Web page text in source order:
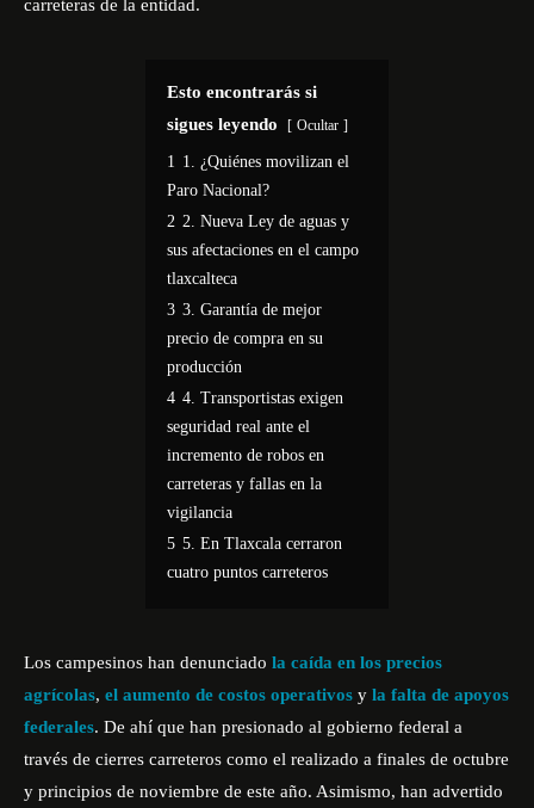
carreteras de la entidad.
Esto encontrarás si
sigues leyendo
Ocultar
1 1. ¿Quiénes movilizan el
Paro Nacional?
2 2. Nueva Ley de aguas y
sus afectaciones en el campo
tlaxcalteca
3 3. Garantía de mejor
precio de compra en su
producción
4 4. Transportistas exigen
seguridad real ante el
incremento de robos en
carreteras y fallas en la
vigilancia
5 5. En Tlaxcala cerraron
cuatro puntos carreteros
Los campesinos han denunciado la caída en los precios
agrícolas, el aumento de costos operativos y la falta de apoyos
federales. De ahí que han presionado al gobierno federal a
través de cierres carreteros como el realizado a finales de octubre
y principios de noviembre de este año. Asimismo, han advertido